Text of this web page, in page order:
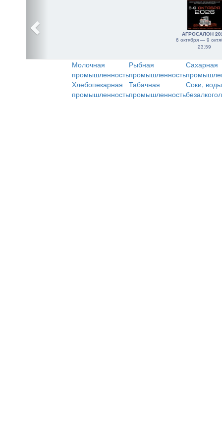
АГРОСАЛОН
6 октября — 9
23:59
Молочная
промышленность
Рыбная
промышленность
Сахарная
Хлебопекарная
промышленность
Табачная
промышленность
Соки,